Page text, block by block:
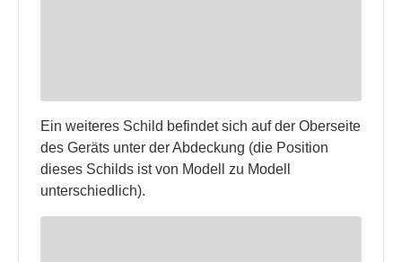
Ein weiteres Schild befindet sich auf der Oberseite
des Geräts unter der Abdeckung (die Position
dieses Schilds ist von Modell zu Modell
unterschiedlich).